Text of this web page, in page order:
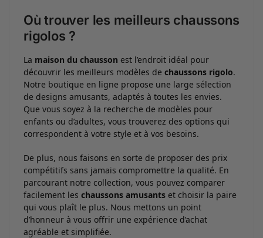
Où trouver les meilleurs chaussons
rigolos ?
La maison du chausson est l’endroit idéal pour
découvrir les meilleurs modèles de chaussons rigolo.
Notre boutique en ligne propose une large sélection
de designs amusants, adaptés à toutes les envies.
Que vous soyez à la recherche de modèles pour
enfants ou d’adultes, vous trouverez des options qui
correspondent à votre style et à vos besoins.
De plus, nous faisons en sorte de proposer des prix
compétitifs sans jamais compromettre la qualité. En
parcourant notre collection, vous pouvez comparer
facilement les chaussons amusants et choisir la paire
qui vous plaît le plus. Nous mettons un point
d’honneur à vous offrir une expérience d’achat
agréable et simplifiée.